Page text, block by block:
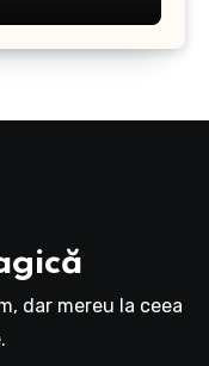
dar mereu la ceea